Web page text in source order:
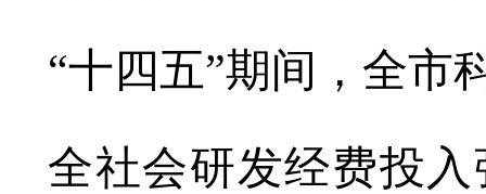
“十四五”期间，全
全社会研发经费投入